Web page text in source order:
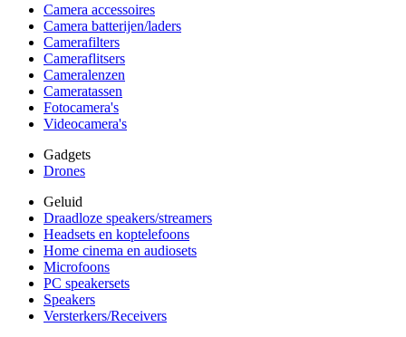
Camera accessoires
Camera batterijen/laders
Camerafilters
Cameraflitsers
Cameralenzen
Cameratassen
Fotocamera's
Videocamera's
Gadgets
Drones
Geluid
Draadloze speakers/streamers
Headsets en koptelefoons
Home cinema en audiosets
Microfoons
PC speakersets
Speakers
Versterkers/Receivers